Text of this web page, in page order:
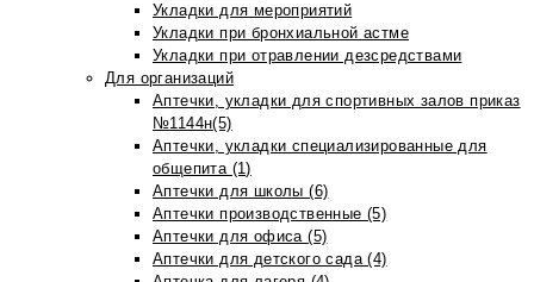
Укладки для мероприятий
Укладки при бронхиальной астме
Укладки при отравлении дезсредствами
Для организаций
Аптечки, укладки для спортивных залов приказ
№1144н(5)
Аптечки, укладки специализированные для
общепита (1)
Аптечки для школы (6)
Аптечки производственные (5)
Аптечки для офиса (5)
Аптечки для детского сада (4)